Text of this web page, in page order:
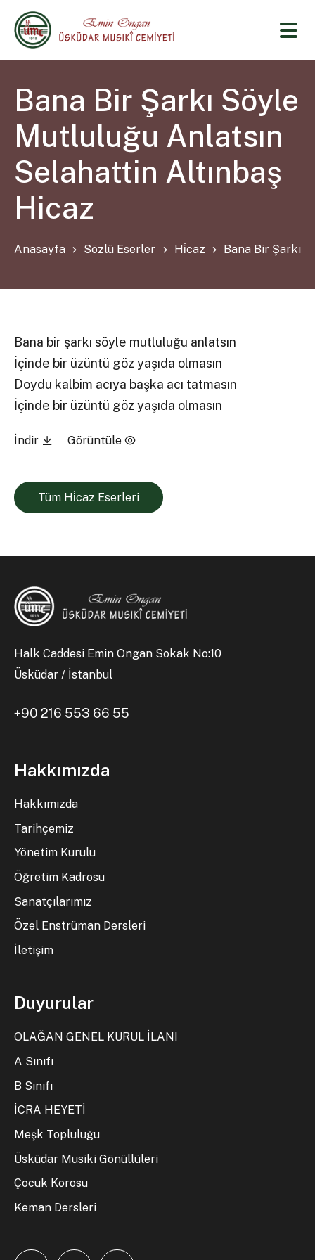
Bana Bir Şarkı Söyle
Mutluluğu Anlatsın
Selahattin Altınbaş
Hicaz
Anasayfa Sözlü Eserler Hi̇caz Bana Bir Şarkı
Bana bir şarkı söyle mutluluğu anlatsın
İçinde bir üzüntü göz yaşıda olmasın
Doydu kalbim acıya başka acı tatmasın
İçinde bir üzüntü göz yaşıda olmasın
İndir Görüntüle
Tüm Hi̇caz Eserleri
Halk Caddesi Emin Ongan Sokak No:10
Üsküdar / İstanbul
+90 216 553 66 55
Hakkımızda
Hakkımızda
Tarihçemiz
Yönetim Kurulu
Öğretim Kadrosu
Sanatçılarımız
Özel Enstrüman Dersleri
İletişim
Duyurular
OLAĞAN GENEL KURUL İLANI
A Sınıfı
B Sınıfı
İCRA HEYETİ
Meşk Topluluğu
Üsküdar Musiki Gönüllüleri
Çocuk Korosu
Keman Dersleri